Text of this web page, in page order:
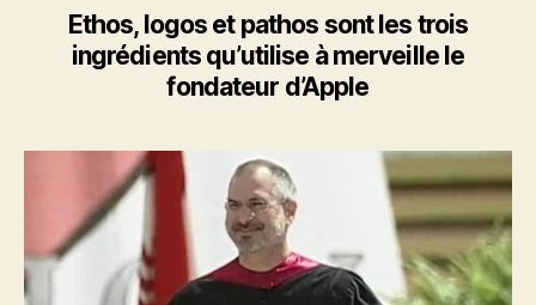
avec
Aristote…
et
Ethos, logos et pathos sont les trois
ingrédients qu’utilise à merveille le
fondateur d’Apple